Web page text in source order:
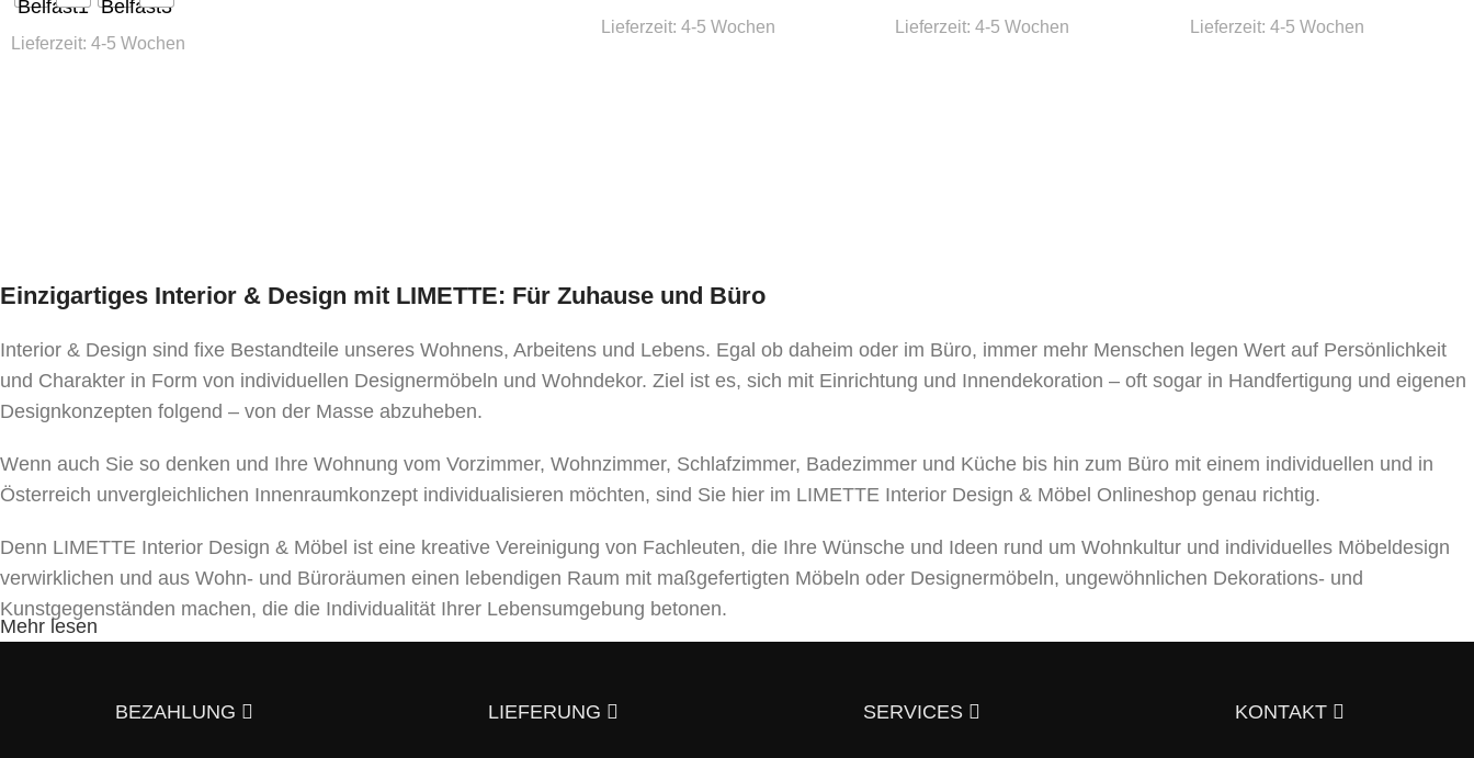
Lieferzeit: 4-5 Wochen
Lieferzeit: 4-5 Wochen Lieferzeit:4-5 Wochen Lieferzeit:4-5 Wochen
Einzigartiges Interior & Design mit LIMETTE: Für Zuhause und Büro
Interior & Design sind fixe Bestandteile unseres Wohnens, Arbeitens und Lebens. Egal ob daheim oder im Büro, immer mehr Menschen legen Wert auf Persönlichkeit
und Charakter in Form von individuellen Designermöbeln und Wohndekor. Ziel ist es, sich mit Einrichtung und Innendekoration – oft sogar in Handfertigung und eigenen
Designkonzepten folgend – von der Masse abzuheben.
Wenn auch Sie so denken und Ihre Wohnung vom Vorzimmer, Wohnzimmer, Schlafzimmer, Badezimmer und Küche bis hin zum Büro mit einem individuellen und in
Österreich unvergleichlichen Innenraumkonzept individualisieren möchten, sind Sie hier im LIMETTE Interior Design & Möbel Onlineshop genau richtig.
Denn LIMETTE Interior Design & Möbel ist eine kreative Vereinigung von Fachleuten, die Ihre Wünsche und Ideen rund um Wohnkultur und individuelles Möbeldesign
verwirklichen und aus Wohn- und Büroräumen einen lebendigen Raum mit maßgefertigten Möbeln oder Designermöbeln, ungewöhnlichen Dekorations- und
Kunstgegenständen machen, die die Individualität Ihrer Lebensumgebung betonen.
Mehr lesen
BEZAHLUNG LIEFERUNG SERVICES KONTAKT